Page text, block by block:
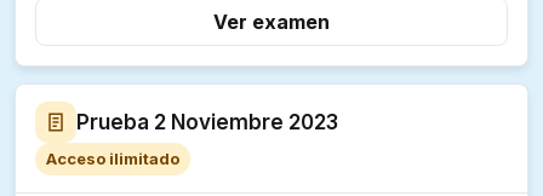
Ver examen
Prueba 2 Noviembre 2023
Acceso ilimitado